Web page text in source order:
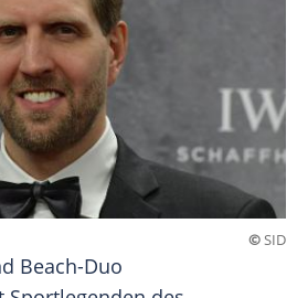
©SID
Beach-Duo